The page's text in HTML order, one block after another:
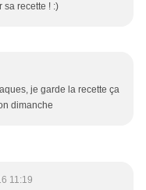
sa recette ! :)
je garde la recette ça
dimanche
11:19